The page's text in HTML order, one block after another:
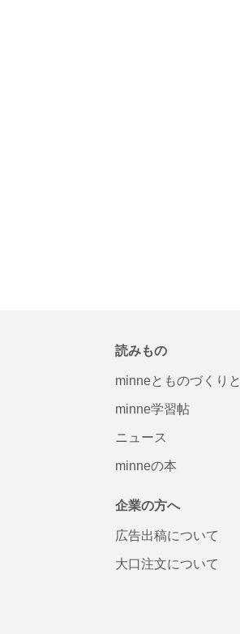
読みもの
minneとものづくりと
minne学習帖
ニュース
minneの本
企業の方へ
広告出稿について
大口注文について